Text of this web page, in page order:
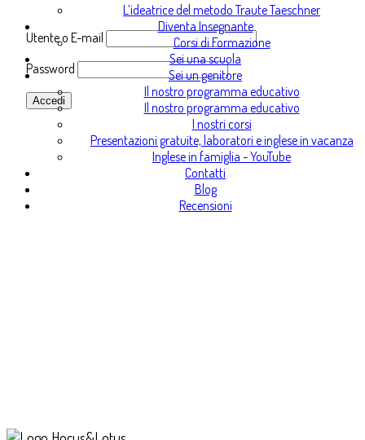
L’ideatrice del metodo Traute Taeschner
Diventa Insegnante
Corsi di Formazione
Sei una scuola
Sei un genitore
Il nostro programma educativo
Il nostro programma educativo
I nostri corsi
Presentazioni gratuite, laboratori e inglese in vacanza
Inglese in famiglia - YouTube
Contatti
Blog
Recensioni
Utente o E-mail
Password
* Se hai dimenticato la password, puoi generarne
una nuova da questa paginaGenera nuova
password